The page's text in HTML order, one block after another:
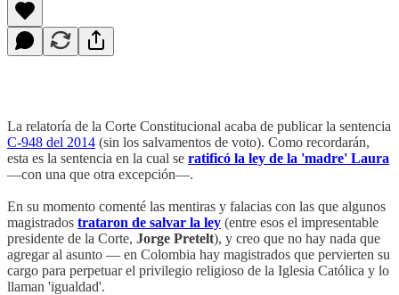
La relatoría de la Corte Constitucional acaba de publicar la sentencia
C-948 del 2014 (sin los salvamentos de voto). Como recordarán,
esta es la sentencia en la cual se ratificó la ley de la 'madre' Laura
—con una que otra excepción—.
En su momento comenté las mentiras y falacias con las que algunos
magistrados trataron de salvar la ley (entre esos el impresentable
presidente de la Corte, Jorge Pretelt), y creo que no hay nada que
agregar al asunto — en Colombia hay magistrados que pervierten su
cargo para perpetuar el privilegio religioso de la Iglesia Católica y lo
llaman 'igualdad'.